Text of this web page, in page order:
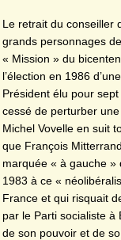
Le retrait du conseiller
grands personnages
« Mission » du
l’élection en 1986
Président élu pour
cessé de perturber
Michel Vovelle en suit
que François
marquée « à gauche »
1983 à ce «
France et qui risquait
par le Parti socialiste à
de son pouvoir et de